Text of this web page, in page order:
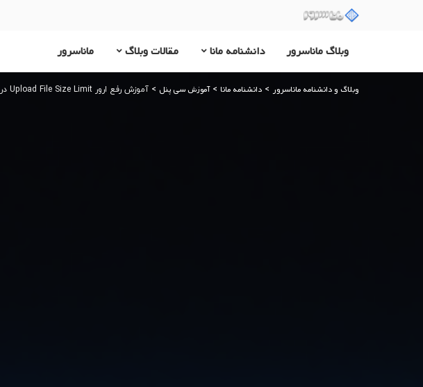
وبلاگ ماناسرور دانشنامه مانا مقالات وبلاگ ماناسرور
وبلاگ و دانشنامه ماناسرور > دانشنامه مانا >آموزش سی پنل > آموزش رفع ارور Upload File Size Limit در هاست